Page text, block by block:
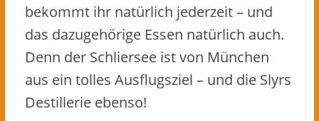
bekommt ihr natürlich jederzeit – und
das dazugehörige Essen natürlich auch.
Denn der Schliersee ist von München
aus ein tolles Ausflugsziel – und die Slyrs
Destillerie ebenso!